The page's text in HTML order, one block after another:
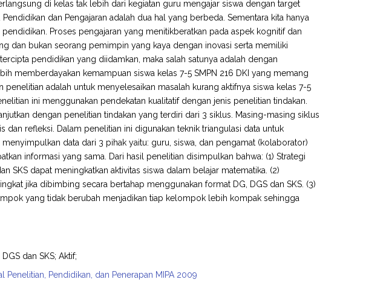
di kelas tak lebih dari kegiatan guru mengajar siswa dengan target
dan Pengajaran adalah dua hal yang berbeda. Sementara kita hanya
Proses pengajaran yang menitikberatkan pada aspek kognitif dan
dan bukan seorang pemimpin yang kaya dengan inovasi serta memiliki
pendidikan yang diidamkan, maka salah satunya adalah dengan
memberdayakan kemampuan siswa kelas 7-5 SMPN 216 DKI yang memang
penelitian adalah untuk menyelesaikan masalah kurang aktifnya siswa kelas 7-5
ini menggunakan pendekatan kualitatif dengan jenis penelitian tindakan.
dengan penelitian tindakan yang terdiri dari 3 siklus. Masing-masing siklus
dan refleksi. Dalam penelitian ini digunakan teknik triangulasi data untuk
data dari 3 pihak yaitu: guru, siswa, dan pengamat (kolaborator)
informasi yang sama. Dari hasil penelitian disimpulkan bahwa: (1) Strategi
SKS dapat meningkatkan aktivitas siswa dalam belajar matematika. (2)
jika dibimbing secara bertahap menggunakan format DG, DGS dan SKS. (3)
yang tidak berubah menjadikan tiap kelompok lebih kompak sehingga
dan SKS; Aktif;
Penelitian, Pendidikan, dan Penerapan MIPA 2009